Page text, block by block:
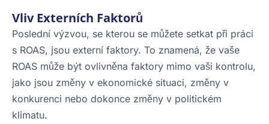
Vliv Externích Faktorů
Poslední výzvou, se kterou se můžete setkat při práci
s ROAS, jsou externí faktory. To znamená, že vaše
ROAS může být ovlivněna faktory mimo vaši kontrolu,
jako jsou změny v ekonomické situaci, změny v
konkurenci nebo dokonce změny v politickém
klimatu.